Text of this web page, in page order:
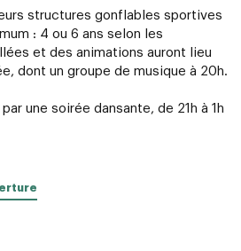
structures gonflables sportives
: 4 ou 6 ans selon les
et des animations auront lieu
dont un groupe de musique à 20h.
une soirée dansante, de 21h à 1h